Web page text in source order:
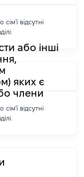
відсутні
або інші
яких є
члени
відсутні